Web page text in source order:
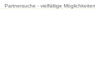
Partnersuche - vielfältige